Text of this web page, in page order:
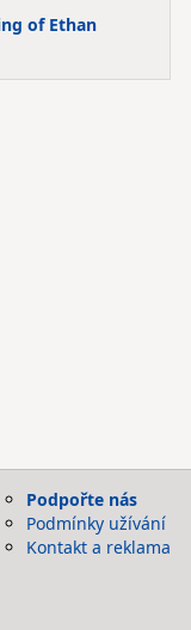
of Ethan
Podpořte nás
Podmínky užívání
Kontakt a reklama